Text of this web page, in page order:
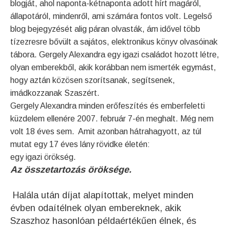
blogját, ahol naponta-kétnaponta adott hírt magáról,
állapotáról, mindenről, ami számára fontos volt. Legelső
blog bejegyzését alig páran olvasták, ám idővel több
tízezresre bővült a sajátos, elektronikus könyv olvasóinak
tábora. Gergely Alexandra egy igazi családot hozott létre,
olyan emberekből, akik korábban nem ismerték egymást,
hogy aztán közösen szorítsanak, segítsenek,
imádkozzanak Szaszért.
Gergely Alexandra minden erőfeszítés és emberfeletti
küzdelem ellenére 2007. február 7-én meghalt. Még nem
volt 18 éves sem. Amit azonban hátrahagyott, az túl
mutat egy 17 éves lány rövidke életén:
egy igazi örökség.
Az összetartozás öröksége.
Halála után díjat alapítottak, melyet minden
évben odaítélnek olyan embereknek, akik
Szaszhoz hasonlóan példaértékűen élnek, és